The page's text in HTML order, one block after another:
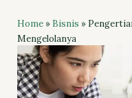
Home» Bisnis »
Mengelolanya